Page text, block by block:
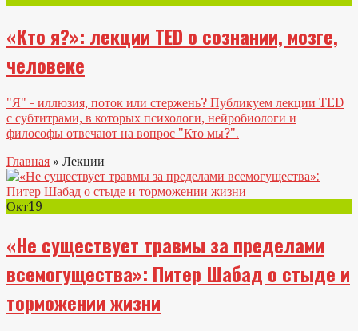
«Кто я?»: лекции TED о сознании, мозге,
человеке
"Я" - иллюзия, поток или стержень? Публикуем лекции TED
с субтитрами, в которых психологи, нейробиологи и
философы отвечают на вопрос "Кто мы?".
Главная » Лекции
Окт19
«Не существует травмы за пределами
всемогущества»: Питер Шабад о стыде и
торможении жизни